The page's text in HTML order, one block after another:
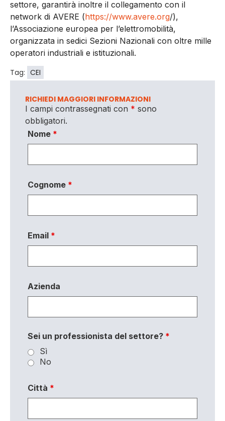
settore, garantirà inoltre il collegamento con il
network di AVERE (https://www.avere.org/),
l’Associazione europea per l’elettromobilità,
organizzata in sedici Sezioni Nazionali con oltre mille
operatori industriali e istituzionali.
Tag: CEI
RICHIEDI MAGGIORI INFORMAZIONI
I campi contrassegnati con * sono
obbligatori.
Nome *
Cognome *
Email *
Azienda
Sei un professionista del settore? *
Sì
No
Città *